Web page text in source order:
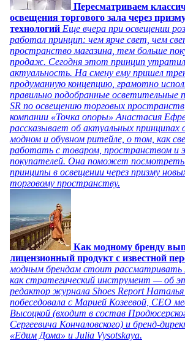
Пересматриваем
освещения торгового зала через
технологий Еще вчера при освещении
работал принцип: чем ярче свет, чем
пространство магазина, тем больше
продаж. Сегодня этот принцип
актуальность. На смену ему пришел
продуманную концепцию, грамотно
правильно подобранные осветительные
SR по освещению торговых
компании «Точка опоры» Анастасия
рассказывает об актуальных принципах
модном и обувном ритейле, о том, как
работать с товаром, пространством и
покупателей. Она поможет посмотреть
принципы в освещении через призму
торговому пространству.
Как модному бренду
лицензионный продукт с известной
модным брендам стоит рассматривать
как стратегический инструмент — об
редактор журнала Shoes Report
побеседовала с Марией Козеевой, СЕО
Высоцкой (входит в состав
Сергеевича Кончаловского) и бренд-
«Едим Дома» и Julia Vysotskaya.